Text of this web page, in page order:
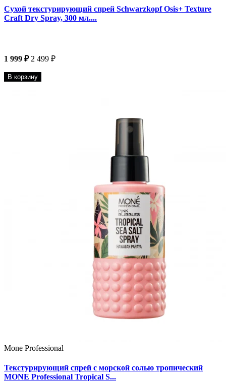
Сухой текстурирующий спрей Schwarzkopf Osis+ Texture
Craft Dry Spray, 300 мл....
1 999 ₽ 2 499 ₽
В корзину
Mone Professional
Текстурирующий спрей с морской солью тропический
MONE Professional Tropical S...